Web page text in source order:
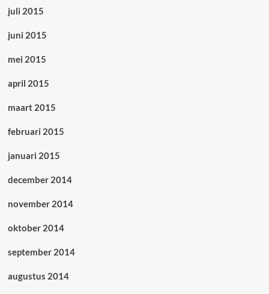
juli 2015
juni 2015
mei 2015
april 2015
maart 2015
februari 2015
januari 2015
december 2014
november 2014
oktober 2014
september 2014
augustus 2014